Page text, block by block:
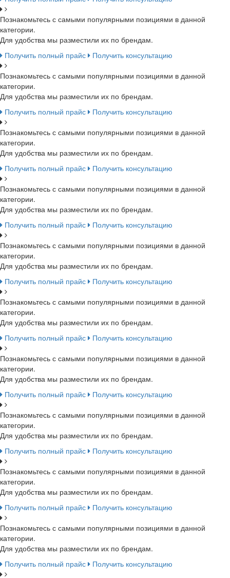
Познакомьтесь с самыми популярными позициями в данной
категории.
Для удобства мы разместили их по брендам.
Получить полный прайс
Получить консультацию
Познакомьтесь с самыми популярными позициями в данной
категории.
Для удобства мы разместили их по брендам.
Получить полный прайс
Получить консультацию
Познакомьтесь с самыми популярными позициями в данной
категории.
Для удобства мы разместили их по брендам.
Получить полный прайс
Получить консультацию
Познакомьтесь с самыми популярными позициями в данной
категории.
Для удобства мы разместили их по брендам.
Получить полный прайс
Получить консультацию
Познакомьтесь с самыми популярными позициями в данной
категории.
Для удобства мы разместили их по брендам.
Получить полный прайс
Получить консультацию
Познакомьтесь с самыми популярными позициями в данной
категории.
Для удобства мы разместили их по брендам.
Получить полный прайс
Получить консультацию
Познакомьтесь с самыми популярными позициями в данной
категории.
Для удобства мы разместили их по брендам.
Получить полный прайс
Получить консультацию
Познакомьтесь с самыми популярными позициями в данной
категории.
Для удобства мы разместили их по брендам.
Получить полный прайс
Получить консультацию
Познакомьтесь с самыми популярными позициями в данной
категории.
Для удобства мы разместили их по брендам.
Получить полный прайс
Получить консультацию
Познакомьтесь с самыми популярными позициями в данной
категории.
Для удобства мы разместили их по брендам.
Получить полный прайс
Получить консультацию